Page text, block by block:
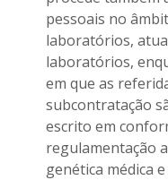
pessoais no
laboratórios,
laboratórios,
em que as
subcontratação
escrito em
regulamentação
genética médica e